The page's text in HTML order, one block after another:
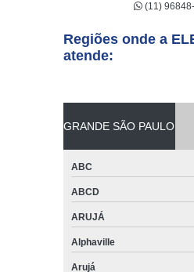
(11)
Regiões onde a
atende:
GRANDE SÃO PAULO
ABC
ABCD
ARUJÁ
Alphaville
Arujá